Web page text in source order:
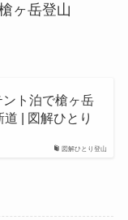
ヶ岳登山
図解ひとり登山
ト泊で槍ヶ岳
| 図解ひとり